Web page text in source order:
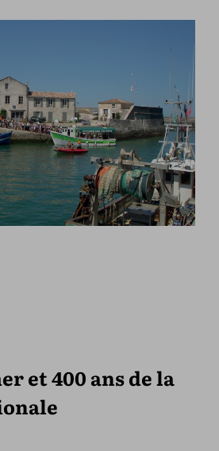
et 400 ans de la